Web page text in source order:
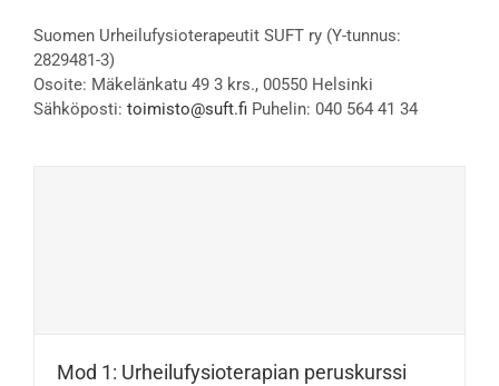
Suomen Urheilufysioterapeutit SUFT ry (Y-tunnus:
2829481-3)
Osoite: Mäkelänkatu 49 3 krs., 00550 Helsinki
Sähköposti: toimisto@suft.fi Puhelin: 040 564 41 34
Mod 1: Urheilufysioterapian peruskurssi